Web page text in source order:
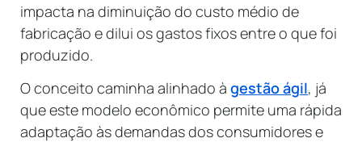
impacta na diminuição do custo médio de
fabricação e dilui os gastos fixos entre o que foi
produzido.
O conceito caminha alinhado à gestão ágil, já
que este modelo econômico permite uma rápida
adaptação às demandas dos consumidores e